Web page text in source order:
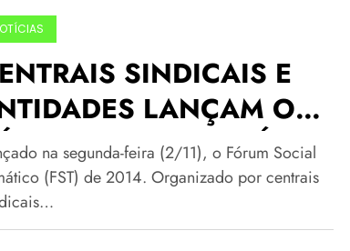
SINDICAIS E
LANÇAM O
SOCIAL TEMÁTICO
2014
na segunda-feira (2/11), o Fórum Social
(FST) de 2014. Organizado por centrais